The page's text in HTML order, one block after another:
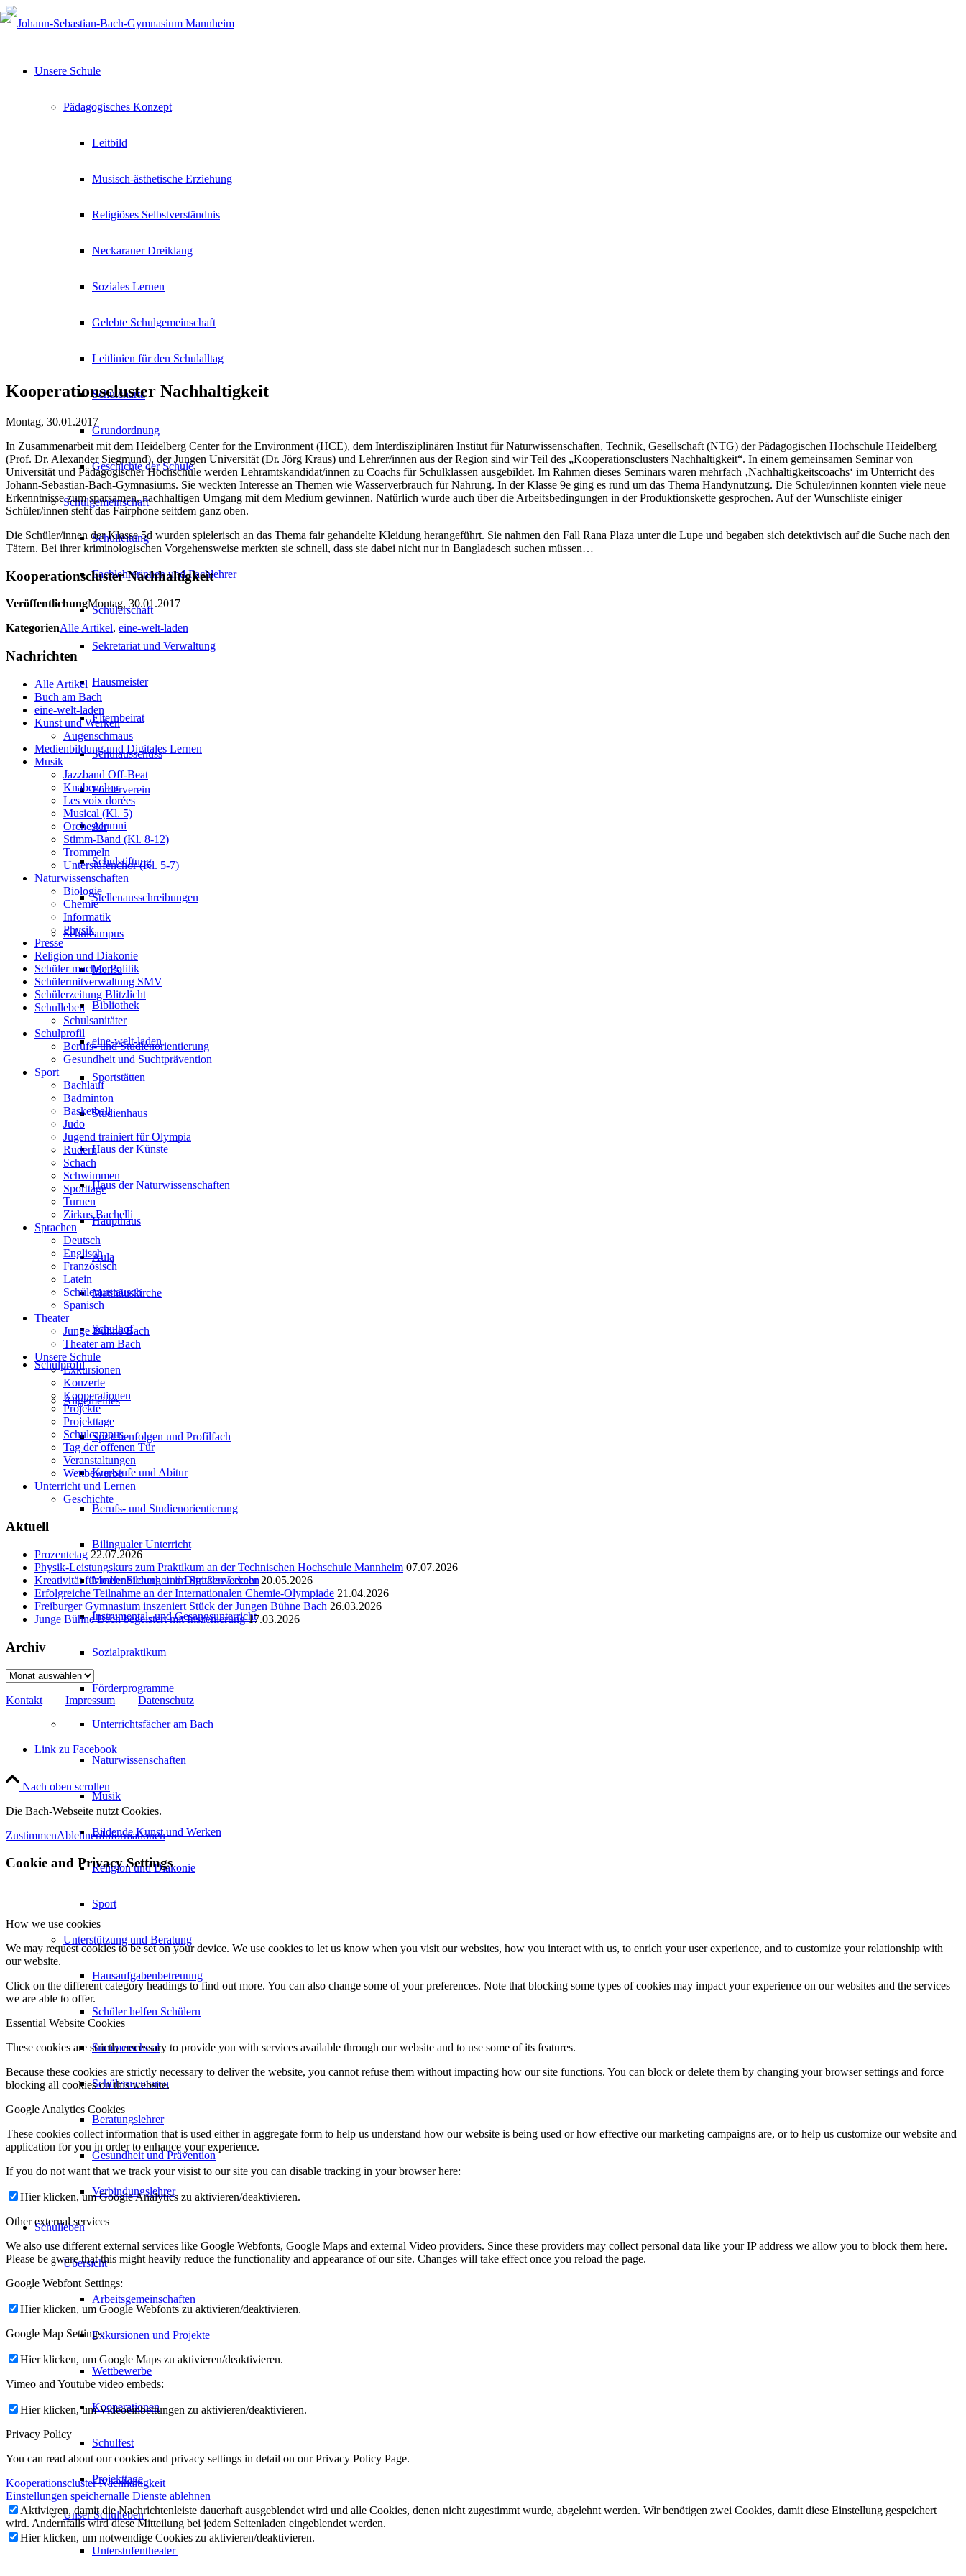
Unsere Schule
Pädagogisches Konzept
Leitbild
Musisch-ästhetische Erziehung
Religiöses Selbstverständnis
Neckarauer Dreiklang
Soziales Lernen
Gelebte Schulgemeinschaft
Leitlinien für den Schulalltag
Schulcharta
Grundordnung
Geschichte der Schule
Schulgemeinschaft
Schulleitung
Fachlehrerinnen und Fachlehrer
Schülerschaft
Sekretariat und Verwaltung
Hausmeister
Elternbeirat
Schulausschuss
Förderverein
Alumni
Schulstiftung
Stellenausschreibungen
Schulcampus
Mensa
Bibliothek
eine-welt-laden
Sportstätten
Studienhaus
Haus der Künste
Haus der Naturwissenschaften
Haupthaus
Aula
Matthäuskirche
Schulhof
Schulprofil
Allgemeines
Sprachenfolgen und Profilfach
Kursstufe und Abitur
Berufs- und Studienorientierung
Bilingualer Unterricht
Medienbildung und Digitales Lernen
Instrumental- und Gesangsunterricht
Sozialpraktikum
Förderprogramme
Unterrichtsfächer am Bach
Naturwissenschaften
Musik
Bildende Kunst und Werken
Religion und Diakonie
Sport
Unterstützung und Beratung
Hausaufgabenbetreuung
Schüler helfen Schülern
Summerschool
Schülermentoren
Beratungslehrer
Gesundheit und Prävention
Verbindungslehrer
Schulleben
Übersicht
Arbeitsgemeinschaften
Exkursionen und Projekte
Wettbewerbe
Kooperationen
Schulfest
Projekttage
Unser Schulleben
Unterstufentheater
Kooperationscluster Nachhaltigkeit
Montag, 30.01.2017
In Zusammenarbeit mit dem Heidelberg Center for the Environment (HCE), dem Interdisziplinären Institut für Naturwissenschaften, Technik, Gesellschaft (NTG) der Pädagogischen Hochschule Heidelberg
(Prof. Dr. Alexander Siegmund), der Jungen Universität (Dr. Jörg Kraus) und Lehrer/innen aus der Region sind wir Teil des „Kooperationsclusters Nachhaltigkeit“. In einem gemeinsamen Seminar von
Universität und Pädagogischer Hochschule werden Lehramtskandidat/innen zu Coachs für Schulklassen ausgebildet. Im Rahmen dieses Seminars waren mehrfach ‚Nachhaltigkeitscoachs‘ im Unterricht des
Johann-Sebastian-Bach-Gymnasiums. Sie weckten Interesse an Themen wie Wasserverbrauch für Nahrung. In der Klasse 9e ging es rund um das Thema Handynutzung. Die Schüler/innen konnten viele neue
Erkenntnisse zum sparsamen, nachhaltigen Umgang mit dem Medium gewinnen. Natürlich wurde auch über die Arbeitsbedingungen in der Produktionskette gesprochen. Auf der Wunschliste einiger
Schüler/innen steht das Fairphone seitdem ganz oben.
Die Schüler/innen der Klasse 5d wurden spielerisch an das Thema fair gehandelte Kleidung herangeführt. Sie nahmen den Fall Rana Plaza unter die Lupe und begaben sich detektivisch auf die Suche nach den
Tätern. Bei ihrer kriminologischen Vorgehensweise merkten sie schnell, dass sie dabei nicht nur in Bangladesch suchen müssen…
Kooperationscluster Nachhaltigkeit
VeröffentlichungMontag, 30.01.2017
KategorienAlle Artikel, eine-welt-laden
Nachrichten
Alle Artikel
Buch am Bach
eine-welt-laden
Kunst und Werken
Augenschmaus
Medienbildung und Digitales Lernen
Musik
Jazzband Off-Beat
Knabenchor
Les voix dorées
Musical (Kl. 5)
Orchester
Stimm-Band (Kl. 8-12)
Trommeln
Unterstufenchor (Kl. 5-7)
Naturwissenschaften
Biologie
Chemie
Informatik
Physik
Presse
Religion und Diakonie
Schüler machen Politik
Schülermitverwaltung SMV
Schülerzeitung Blitzlicht
Schulleben
Schulsanitäter
Schulprofil
Berufs- und Studienorientierung
Gesundheit und Suchtprävention
Sport
Bachlauf
Badminton
Basketball
Judo
Jugend trainiert für Olympia
Rudern
Schach
Schwimmen
Sporttage
Turnen
Zirkus Bachelli
Sprachen
Deutsch
Englisch
Französisch
Latein
Schüleraustausch
Spanisch
Theater
Junge Bühne Bach
Theater am Bach
Unsere Schule
Exkursionen
Konzerte
Kooperationen
Projekte
Projekttage
Schulcampus
Tag der offenen Tür
Veranstaltungen
Wettbewerbe
Unterricht und Lernen
Geschichte
Aktuell
Prozentetag 22.07.2026
Physik-Leistungskurs zum Praktikum an der Technischen Hochschule Mannheim 07.07.2026
Kreativität für mehr Sicherheit im Straßenverkehr 20.05.2026
Erfolgreiche Teilnahme an der Internationalen Chemie-Olympiade 21.04.2026
Freiburger Gymnasium inszeniert Stück der Jungen Bühne Bach 26.03.2026
Junge Bühne Bach begeistert mit Inszenierung 17.03.2026
Archiv
Archiv
Kontakt Impressum Datenschutz
Link zu Facebook
Nach oben scrollen
Die Bach-Webseite nutzt Cookies.
ZustimmenAblehnenInformationen
Cookie and Privacy Settings
How we use cookies
We may request cookies to be set on your device. We use cookies to let us know when you visit our websites, how you interact with us, to enrich your user experience, and to customize your relationship with
our website.
Click on the different category headings to find out more. You can also change some of your preferences. Note that blocking some types of cookies may impact your experience on our websites and the services
we are able to offer.
Essential Website Cookies
These cookies are strictly necessary to provide you with services available through our website and to use some of its features.
Because these cookies are strictly necessary to deliver the website, you cannot refuse them without impacting how our site functions. You can block or delete them by changing your browser settings and force
blocking all cookies on this website.
Google Analytics Cookies
These cookies collect information that is used either in aggregate form to help us understand how our website is being used or how effective our marketing campaigns are, or to help us customize our website and
application for you in order to enhance your experience.
If you do not want that we track your visist to our site you can disable tracking in your browser here:
Hier klicken, um Google Analytics zu aktivieren/deaktivieren.
Other external services
We also use different external services like Google Webfonts, Google Maps and external Video providers. Since these providers may collect personal data like your IP address we allow you to block them here.
Please be aware that this might heavily reduce the functionality and appearance of our site. Changes will take effect once you reload the page.
Google Webfont Settings:
Hier klicken, um Google Webfonts zu aktivieren/deaktivieren.
Google Map Settings:
Hier klicken, um Google Maps zu aktivieren/deaktivieren.
Vimeo and Youtube video embeds:
Hier klicken, um Videoeinbettungen zu aktivieren/deaktivieren.
Privacy Policy
You can read about our cookies and privacy settings in detail on our Privacy Policy Page.
Kooperationscluster Nachhaltigkeit
Einstellungen speichernalle Dienste ablehnen
Aktivieren, damit die Nachrichtenleiste dauerhaft ausgeblendet wird und alle Cookies, denen nicht zugestimmt wurde, abgelehnt werden. Wir benötigen zwei Cookies, damit diese Einstellung gespeichert
wird. Andernfalls wird diese Mitteilung bei jedem Seitenladen eingeblendet werden.
Hier klicken, um notwendige Cookies zu aktivieren/deaktivieren.